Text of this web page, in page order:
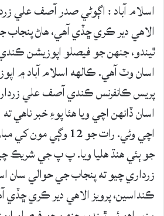
اسلام آباد : اڳوڻي صدر آصف علي
الاهي دير ڪري ڇڏي آهي، هاڻ پنجاب
ٿيندو، جنهن جو فيصلو اپوزيشن
اسان وٽ آهي. ڪالهه اسلام آباد ۾
پريس ڪانفرنس ڪندي آصف علي
اسان ڏانهن اچي ويا هئا پوءِ خبر
اچي وئي. رات جو 12
جو ٻئي هنڌ هليا ويا. پ پ جي شريڪ
زرداري چيو ته پنجاب جي حوالي سان
ڪنداسين، پرويز الاهي دير ڪري ڇڏي